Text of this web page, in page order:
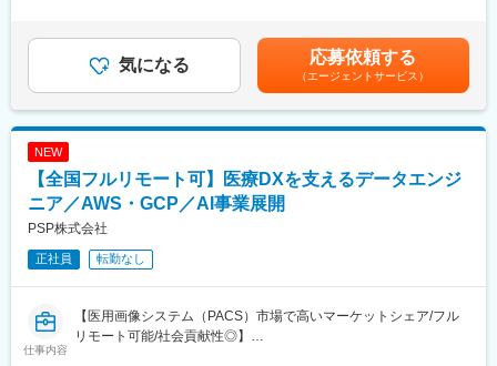
治療部位や手順に合わせて多様な製品を展開する中で、患者さん
には治療効果とQOLの向上を、ドクターには手技において最大限
ます。中でもMRは製品情報提供のみならず、販売した医療機器が
やりがいを感じられます。
■組織体制：
当社の技術本部第2開発部製品開発4課に配属されます。技術者同
士の連携を大切にし、チーム全体で製品の品質向上を目指してい
■当社の特徴：
◇東証プライム市場に上場する「テクマトリックス株式会社」医
療システム事業における中核子会社です。
◇当社では、主に医用画像診断支援システム（PACS）や放射線情
報管理システム（RIS）等の医用システムの開発から運営までを手
◇また、医療現場に貢献したいという当社の思いは、日本国内だ
けに留まらず、既に、シンガポールとタイに駐在所を置き、現地
年2回※基準額：約4.1ヶ月分/年（業績により変動あり）賃金はあ
くまでも目安の金額であり、選考を通じて上下する可能性があり
ます。月給(月額)は固定手当を含めた表記です。
気になる 応募依頼する
（エージェントサービス）
NEW
【全国フルリモート可】医療DXを支えるデータエンジ
ニア／AWS・GCP／AI事業展開
PSP株式会社
正社員 転勤なし
仕事内容
【医用画像システム（PACS）市場で高いマーケットシェア/フル
リモート可能/社会貢献性◎】